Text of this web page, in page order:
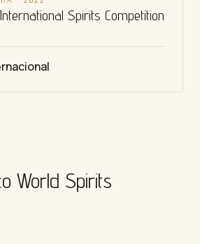
Spirits Competition
World Spirits